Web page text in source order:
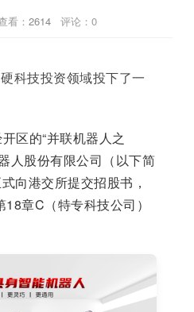
看：2614 评论：0
科技投资领域投下了一
区的“并联机器人之
股份有限公司（以下简
向港交所提交招股书，
章C（特专科技公司）